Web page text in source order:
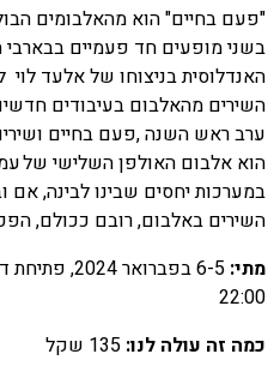
"פעם בחיים" הוא מהאלבומים
בשני מופעים חד פעמיים
האנדלוסית בניצוחו של אלעד לוי
השירים מהאלבום בעיבודים
הוא אלבום האולפן השלישי של
במערכות יחסים שבינו לבינה,
השירים באלבום, רובם ככולם,
מתי:
22:00
כמה זה עולה לנו: